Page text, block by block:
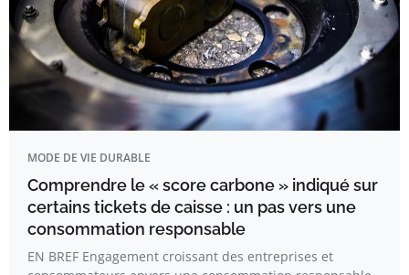
MODE DE VIE DURABLE
Comprendre le « score carbone » indiqué sur
certains tickets de caisse : un pas vers une
consommation responsable
EN BREF Engagement croissant des entreprises et